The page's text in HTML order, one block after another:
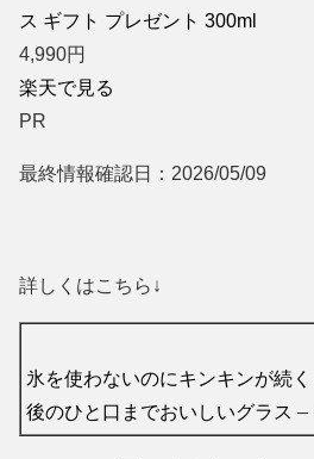
ス ギフト プレゼント 300ml
4,990円
楽天で見る
PR
最終情報確認日：2026/05/09
詳しくはこちら↓
氷を使わないのにキンキンが続
後のひと口までおいしいグラス –